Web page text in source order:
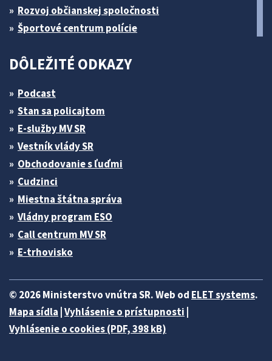
Rozvoj občianskej spoločnosti
Športové centrum polície
DÔLEŽITÉ ODKAZY
Podcast
Stan sa policajtom
E-služby MV SR
Vestník vlády SR
Obchodovanie s ľuďmi
Cudzinci
Miestna štátna správa
Vládny program ESO
Call centrum MV SR
E-trhovisko
© 2026 Ministerstvo vnútra SR. Web od ELET systems.
Mapa sídla Vyhlásenie o prístupnosti
Vyhlásenie o cookies (PDF, 398 kB)